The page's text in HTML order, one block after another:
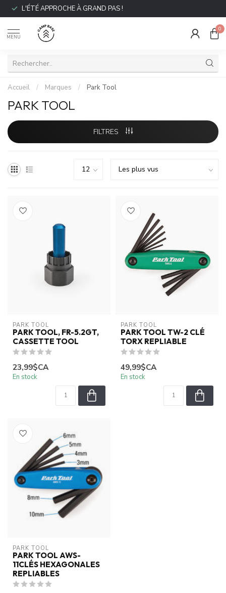
L'ÉTÉ APPROCHE À GRAND PAS !
MENU
0
Accueil / Marques / Park Tool
PARK TOOL
FILTRES
PARK TOOL
PARK TOOL, FR-5.2GT,
CASSETTE TOOL
23,99$CA
En stock
PARK TOOL
PARK TOOL TW-2 CLÉ
TORX REPLIABLE
49,99$CA
En stock
PARK TOOL
PARK TOOL AWS-
11CLÉS HEXAGONALES
REPLIABLES